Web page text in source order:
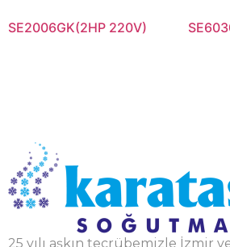
SE2006GK(2HP 220V)
25 yılı aşkın tecrübemizle İzmir